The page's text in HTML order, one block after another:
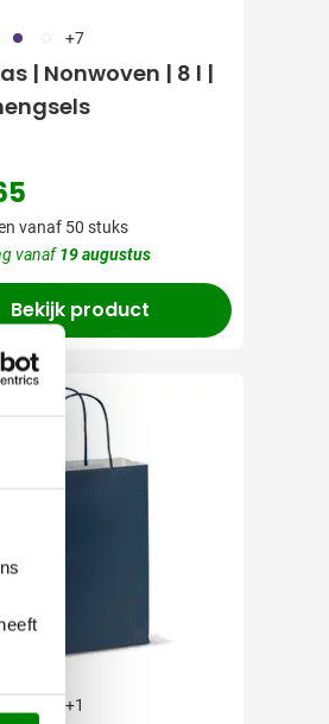
024 002 +7
| Nonwoven | 8 l |
vanaf 50 stuks
vanaf19 augustus
Bekijk product
+1